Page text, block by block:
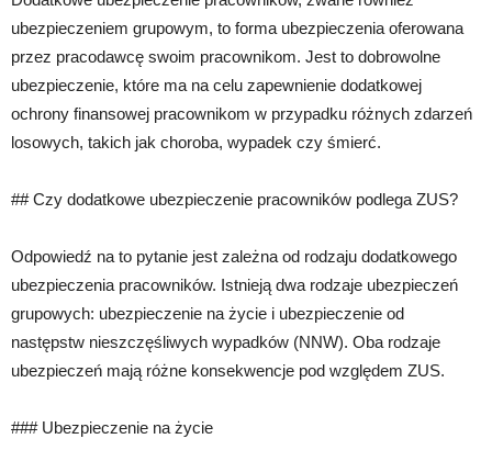
ubezpieczeniem grupowym, to forma ubezpieczenia oferowana
przez pracodawcę swoim pracownikom. Jest to dobrowolne
ubezpieczenie, które ma na celu zapewnienie dodatkowej
ochrony finansowej pracownikom w przypadku różnych zdarzeń
losowych, takich jak choroba, wypadek czy śmierć.
## Czy dodatkowe ubezpieczenie pracowników podlega ZUS?
Odpowiedź na to pytanie jest zależna od rodzaju dodatkowego
ubezpieczenia pracowników. Istnieją dwa rodzaje ubezpieczeń
grupowych: ubezpieczenie na życie i ubezpieczenie od
następstw nieszczęśliwych wypadków (NNW). Oba rodzaje
ubezpieczeń mają różne konsekwencje pod względem ZUS.
### Ubezpieczenie na życie